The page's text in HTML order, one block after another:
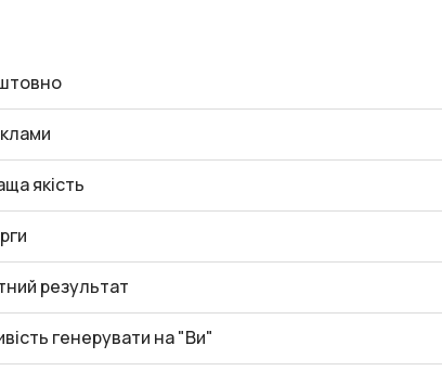
якість
результат
генерувати на "Ви"